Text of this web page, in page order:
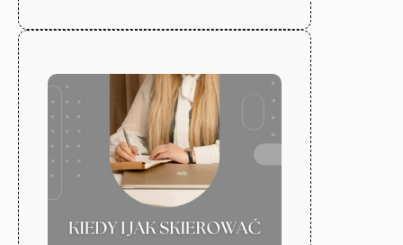
kroków,
uniknąć
problemów
z
dłużnikami
–
Gorzów
Wlkp.